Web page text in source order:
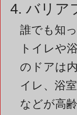
4. バリア
誰でも知
トイレや
のドアは
イレ、浴
などが高